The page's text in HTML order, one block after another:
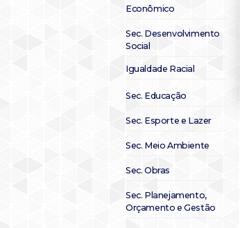
Econômico
Sec. Desenvolvimento
Social
Igualdade Racial
Sec. Educação
Sec. Esporte e Lazer
Sec. Meio Ambiente
Sec. Obras
Sec. Planejamento,
Orçamento e Gestão